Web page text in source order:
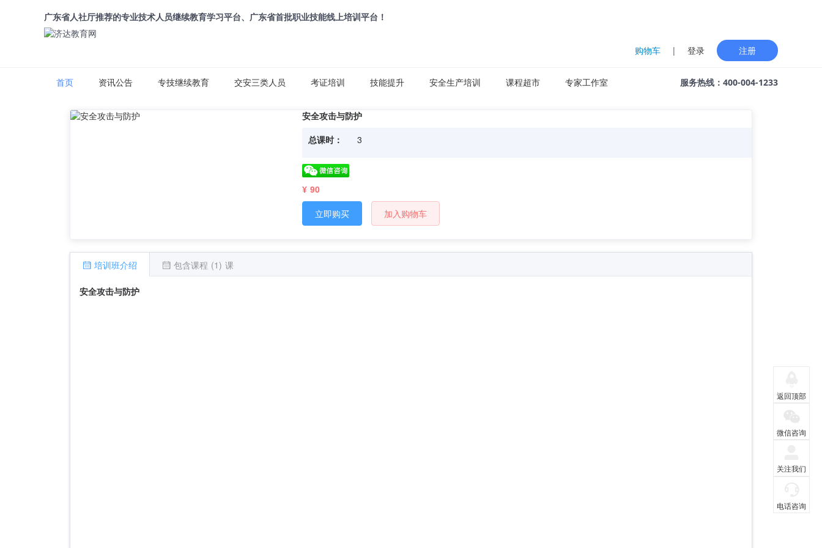
广东省人社厅推荐的专业技术人员继续教育学习平台、广东省首批职业技能线上培训平台！
购物车 | 登录 注册
首页 资讯公告 专技继续教育 交安三类人员 考证培训 技能提升 安全生产培训 课程超市 专家工作室 服务热线：400-004-1233
安全攻击与防护
总课时：
3
¥ 90
立即购买
加入购物车
培训班介绍 包含课程 (1) 课
安全攻击与防护
返回顶部
微信咨询
关注我们
电话咨询